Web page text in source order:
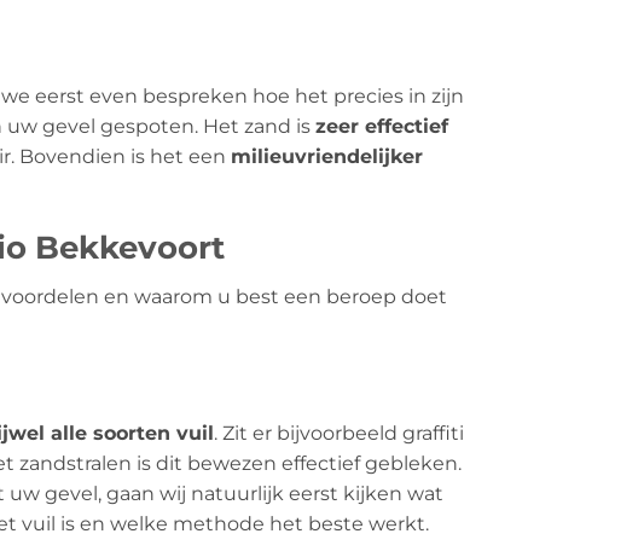
we eerst even bespreken hoe het precies in zijn
gevel gespoten. Het zand is zeer effectief
Bovendien is het een milieuvriendelijker
Bekkevoort
en waarom u best een beroep doet
alle soorten vuil. Zit er bijvoorbeeld graffiti
zandstralen is dit bewezen effectief gebleken.
uw gevel, gaan wij natuurlijk eerst kijken wat
vuil is en welke methode het beste werkt.